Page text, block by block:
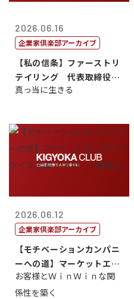
2026.06.16
企業家倶楽部アーカイブ
【私の信条】ファーストリ
テイリング 代表取締役会
長兼社長 柳...
真っ当に生きる
2026.06.12
企業家倶楽部アーカイブ
【モチベーションカンパニ
ーへの道】マーケットエン
タープライズ...
お客様とＷｉｎＷｉｎな関
係性を築く